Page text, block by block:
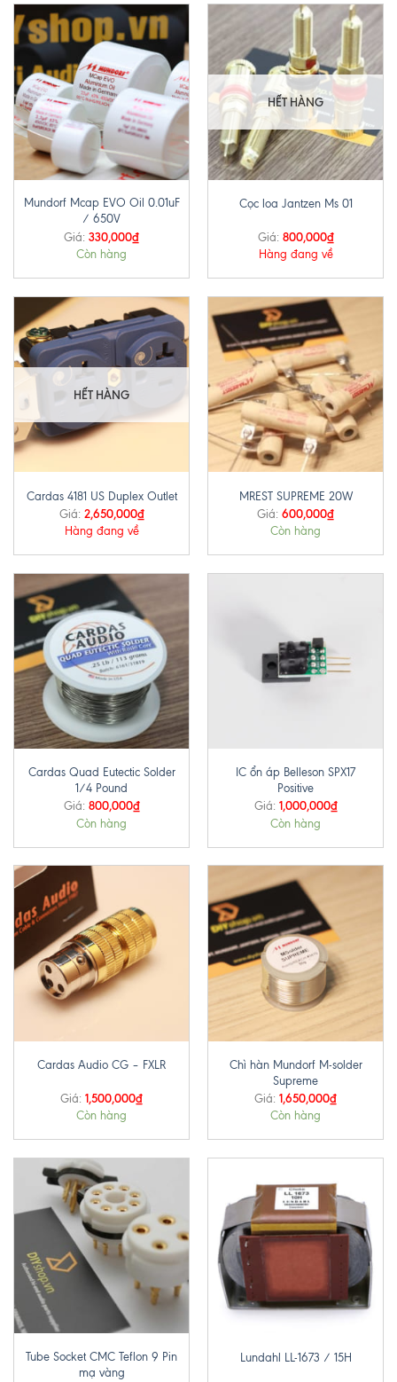
Mundorf Mcap EVO Oil 0.01uF
/ 650V
Giá: 330,000₫
Còn hàng
HẾT HÀNG
Cọc loa Jantzen Ms 01
Giá: 800,000₫
Hàng đang về
HẾT HÀNG
Cardas 4181 US Duplex Outlet
Giá: 2,650,000₫
Hàng đang về
MREST SUPREME 20W
Giá: 600,000₫
Còn hàng
Cardas Quad Eutectic Solder
1/4 Pound
Giá: 800,000₫
Còn hàng
IC ổn áp Belleson SPX17
Positive
Giá: 1,000,000₫
Còn hàng
Cardas Audio CG – FXLR
Giá: 1,500,000₫
Còn hàng
Chì hàn Mundorf M-solder
Supreme
Giá: 1,650,000₫
Còn hàng
Tube Socket CMC Teflon 9 Pin
mạ vàng
Lundahl LL-1673 / 15H